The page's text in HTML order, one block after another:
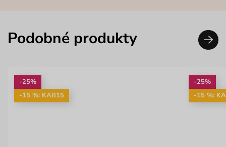
Podobné produkty
-25%
-15 %: KAB15
-25%
-15 %: